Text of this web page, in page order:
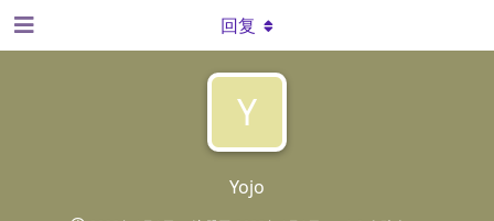
Y
Yojo
回复